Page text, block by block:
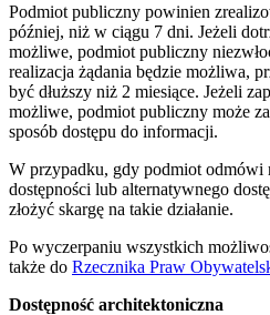
Podmiot publiczny powinien
później, niż w ciągu 7 dni. Jeżeli
możliwe, podmiot publiczny
realizacja żądania będzie możliwa,
być dłuższy niż 2 miesiące. Jeżeli
możliwe, podmiot publiczny może
sposób dostępu do informacji.
W przypadku, gdy podmiot odmówi
dostępności lub alternatywnego
złożyć skargę na takie działanie.
Po wyczerpaniu wszystkich
także do Rzecznika Praw
Dostępność architektoniczna